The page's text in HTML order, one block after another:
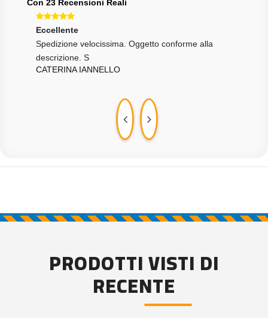
Con 23 Recensioni Reali
Eccellente
Spedizione velocissima. Oggetto conforme alla
descrizione. S
CATERINA IANNELLO
PRODOTTI VISTI DI
RECENTE